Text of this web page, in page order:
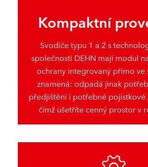
Kompaktní
Svodiče typu 1 a 2 s
společnosti DEHN mají modul
ochrany integrovaný přímo ve
znamená: odpadá jinak
předjištění i potřebné
čímž ušetříte cenný prostor v